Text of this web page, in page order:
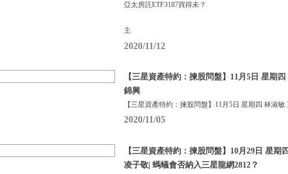
亞太房託ETF3187買得未？
主
2020/11/12
【三星資產特約：揀股問盤】11月5日 星期
錦興
【三星資產特約：揀股問盤】11月5日 星期四 林淑敏
2020/11/05
【三星資產特約：揀股問盤】10月29日 星期
凌子敬| 螞蟻會否納入三星龍網2812？